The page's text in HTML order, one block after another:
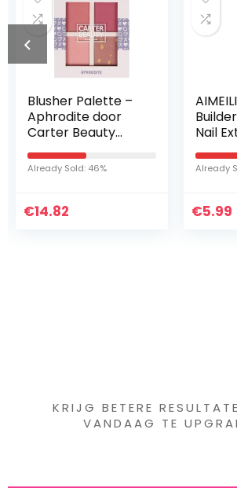
Blusher Palette –
Aphrodite door
Carter Beauty
voor Vrouwen –
13.6 oz Blush
Already Sold: 46%
€14.82
Nail
Builder
voor…
Already
€5.99
KRIJG BETERE
VANDAAG TE